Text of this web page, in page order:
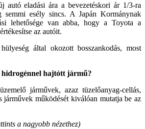
autó eladási ára a bevezetéskori ár 1/3-ra
semmi esély sincs. A Japán Kormánynak
lehetősége van abba, hogy a Toyota a
az autóit.
által okozott bosszankodás, most
hajtótt jármű?
járművek, azaz tüzelőanyag-cellás,
járművek működését kiválóan mutatja be az
a nagyobb nézethez)